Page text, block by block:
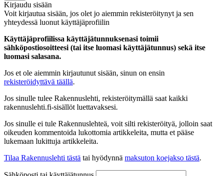
Kirjaudu sisään
Voit kirjautua sisään, jos olet jo aiemmin rekisteröitynyt ja sen
yhteydessä luonut käyttäjäprofiilin
Käyttäjäprofiilissa käyttäjätunnuksenasi toimii
sähköpostiosoitteesi (tai itse luomasi käyttäjätunnus) sekä itse
luomasi salasana.
Jos et ole aiemmin kirjautunut sisään, sinun on ensin
rekisteröidyttävä täällä.
Jos sinulle tulee Rakennuslehti, rekisteröitymällä saat kaikki
rakennuslehti.fi-sisällöt luettavaksesi.
Jos sinulle ei tule Rakennuslehteä, voit silti rekisteröityä, jolloin saat
oikeuden kommentoida lukottomia artikkeleita, mutta et pääse
lukemaan lukittuja artikkeleita.
Tilaa Rakennuslehti tästä tai hyödynnä maksuton koejakso tästä.